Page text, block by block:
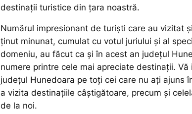
destinații turistice din țara noastră.
Numărul impresionant de turiști care au vizitat
ținut minunat, cumulat cu votul juriului și al
domeniu, au făcut ca și în acest an județul
numere printre cele mai apreciate destinații. Vă
județul Hunedoara pe toți cei care nu ați ajuns
a vizita destinațiile câștigătoare, precum și
de la noi.